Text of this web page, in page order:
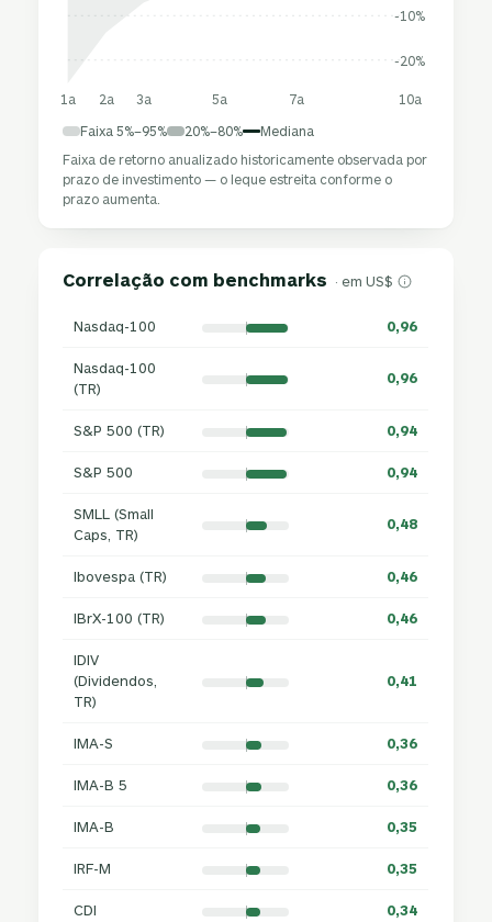
-20%
-10%
1a 2a 3a 5a 7a 10a
Faixa 5%–95% 20%–80%
Mediana
Faixa de retorno anualizado historicamente observada por
prazo de investimento — o leque estreita conforme o
prazo aumenta.
Correlação com benchmarks · em US$
Nasdaq-100 0,96
Nasdaq-100
(TR)
0,96
S&P 500 (TR) 0,94
S&P 500 0,94
SMLL (Small
Caps, TR)
0,48
Ibovespa (TR) 0,46
IBrX-100 (TR) 0,46
IDIV
(Dividendos,
TR)
0,41
IMA-S 0,36
IMA-B 5 0,36
IMA-B 0,35
IRF-M 0,35
CDI 0,34